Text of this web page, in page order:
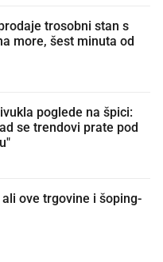
trosobni stan s
more, šest minuta od
poglede na špici:
se trendovi prate pod
ali ove trgovine i šoping-